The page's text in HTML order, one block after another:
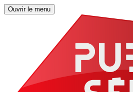
Ouvrir le menu